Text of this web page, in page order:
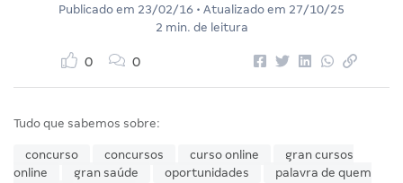
Publicado em 23/02/16 • Atualizado em 27/10/25
2 min. de leitura
0 0
Tudo que sabemos sobre:
concurso concursos curso online
gran cursos
online
gran saúde oportunidades
palavra de quem